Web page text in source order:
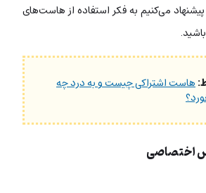
می‌کنیم به فکر استفاده از هاست‌های
هاست اشتراکی چیست و به درد چه